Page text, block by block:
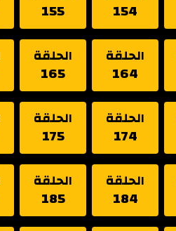
154
155
الحلقة
164
الحلقة
165
الحلقة
174
الحلقة
175
الحلقة
184
الحلقة
185